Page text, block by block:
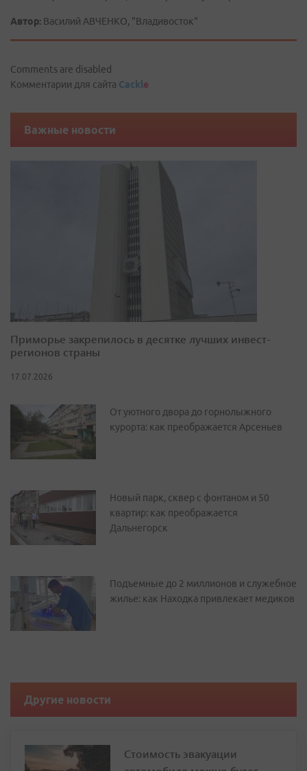
Автор: Василий АВЧЕНКО, "Владивосток"
Comments are disabled
Комментарии для сайта Cackle
Важные новости
Приморье закрепилось в десятке лучших инвест-
регионов страны
17.07.2026
От уютного двора до горнолыжного
курорта: как преображается Арсеньев
Новый парк, сквер с фонтаном и 50
квартир: как преображается
Дальнегорск
Подъемные до 2 миллионов и служебное
жилье: как Находка привлекает медиков
Другие новости
Стоимость эвакуации